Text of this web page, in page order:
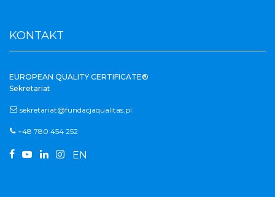
KONTAKT
EUROPEAN QUALITY CERTIFICATE®
Sekretariat
sekretariat@fundacjaqualitas.pl
+48 780 454 252
    EN